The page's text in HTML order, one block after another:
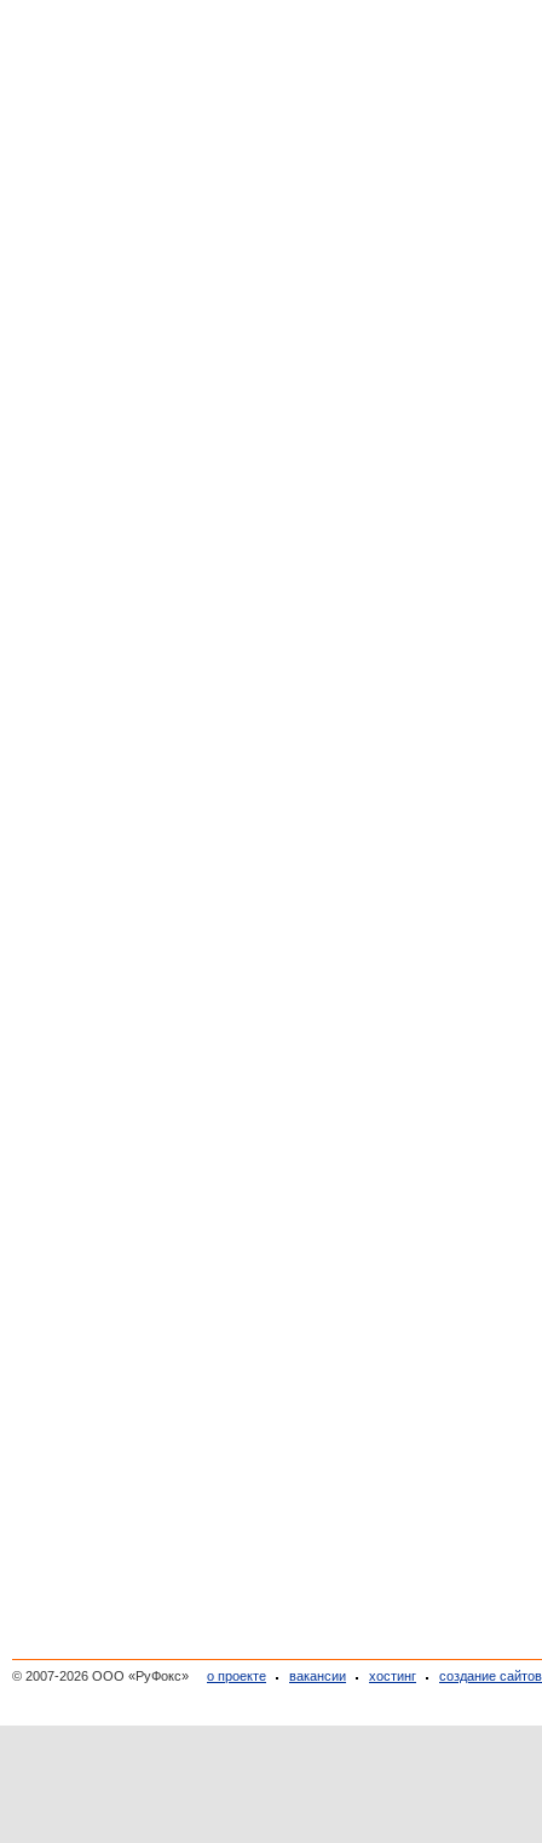
© 2007-2026 ООО «РуФокс» о проекте вакансии хостинг создание сайтов